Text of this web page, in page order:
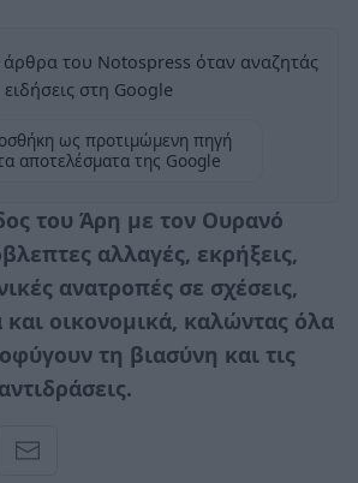
άρθρα του Notospress όταν αναζητάς
ειδήσεις στη Google
ως προτιμώμενη πηγή
αποτελέσματα της Google
του Άρη με τον Ουρανό
αλλαγές, εκρήξεις,
ανατροπές σε σχέσεις,
και οικονομικά, καλώντας όλα
τη βιασύνη και τις